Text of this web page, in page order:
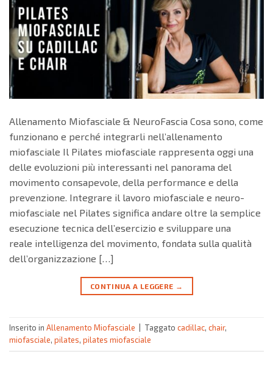
Allenamento Miofasciale & NeuroFascia Cosa sono, come
funzionano e perché integrarli nell’allenamento
miofasciale Il Pilates miofasciale rappresenta oggi una
delle evoluzioni più interessanti nel panorama del
movimento consapevole, della performance e della
prevenzione. Integrare il lavoro miofasciale e neuro-
miofasciale nel Pilates significa andare oltre la semplice
esecuzione tecnica dell’esercizio e sviluppare una
reale intelligenza del movimento, fondata sulla qualità
dell’organizzazione […]
CONTINUA A LEGGERE →
Inserito in Allenamento Miofasciale Taggato cadillac, chair,
miofasciale, pilates, pilates miofasciale